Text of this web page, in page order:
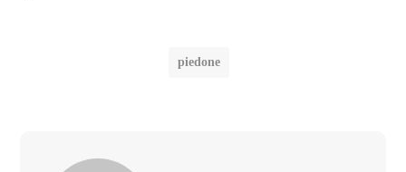
piedone